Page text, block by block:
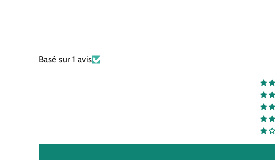
Basé sur 1 avis